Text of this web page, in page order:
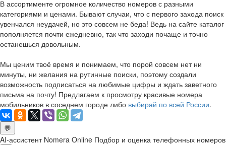
В ассортименте огромное количество номеров с разными
категориями и ценами. Бывают случаи, что с первого захода поиск
увенчался неудачей, но это совсем не беда! Ведь на сайте каталог
пополняется почти ежедневно, так что заходи почаще и точно
останешься довольным.
Мы ценим твоё время и понимаем, что порой совсем нет ни
минуты, ни желания на рутинные поиски, поэтому создали
возможность подписаться на любимые цифры и ждать заветного
письма на почту! Предлагаем к просмотру красивые номера
мобильников в соседнем городе либо выбирай по всей России.
💬
AI-ассистент Nomera Online Подбор и оценка телефонных номеров